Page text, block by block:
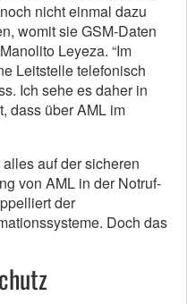
nicht einmal dazu
womit sie GSM-Daten
Leyeza. “Im
Leitstelle telefonisch
Ich sehe es daher in
dass über AML im
auf der sicheren
von AML in der Notruf-
der
Doch das